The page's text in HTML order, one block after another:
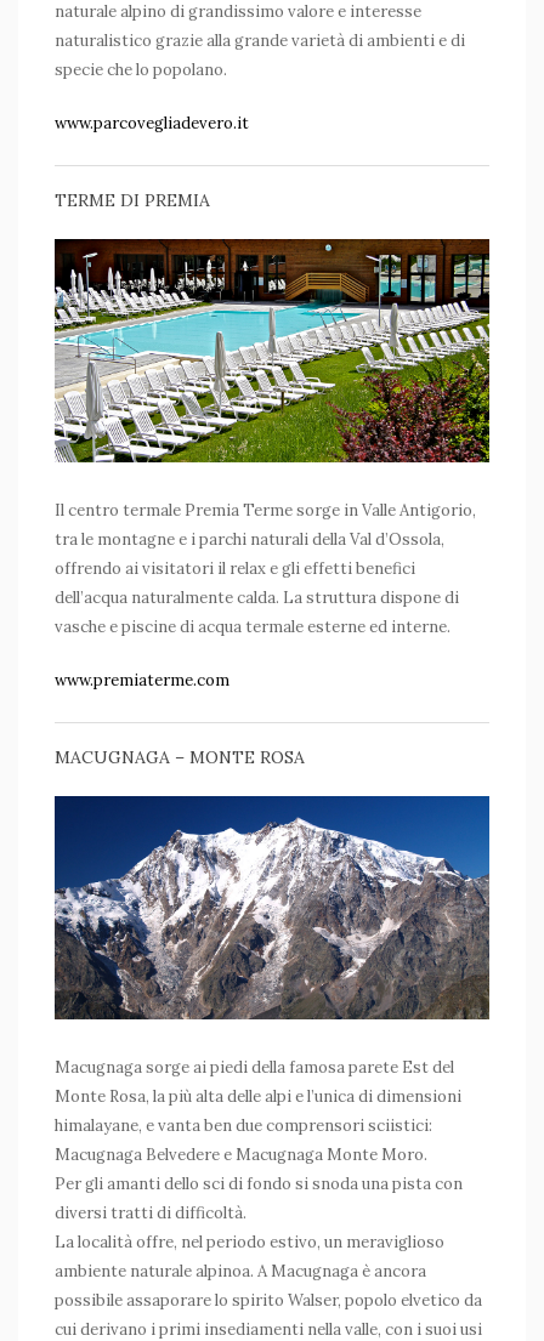
naturale alpino di grandissimo valore e interesse
naturalistico grazie alla grande varietà di ambienti e di
specie che lo popolano.
www.parcovegliadevero.it
TERME DI PREMIA
Il centro termale Premia Terme sorge in Valle Antigorio,
tra le montagne e i parchi naturali della Val d’Ossola,
offrendo ai visitatori il relax e gli effetti benefici
dell’acqua naturalmente calda. La struttura dispone di
vasche e piscine di acqua termale esterne ed interne.
www.premiaterme.com
MACUGNAGA – MONTE ROSA
Macugnaga sorge ai piedi della famosa parete Est del
Monte Rosa, la più alta delle alpi e l’unica di dimensioni
himalayane, e vanta ben due comprensori sciistici:
Macugnaga Belvedere e Macugnaga Monte Moro.
Per gli amanti dello sci di fondo si snoda una pista con
diversi tratti di difficoltà.
La località offre, nel periodo estivo, un meraviglioso
ambiente naturale alpinoa. A Macugnaga è ancora
possibile assaporare lo spirito Walser, popolo elvetico da
cui derivano i primi insediamenti nella valle, con i suoi usi